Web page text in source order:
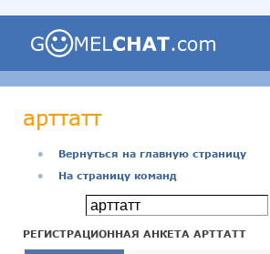
арттатт
●
Вернуться на главную страницу
●
На страницу команд
РЕГИСТРАЦИОННАЯ АНКЕТА АРТТАТТ